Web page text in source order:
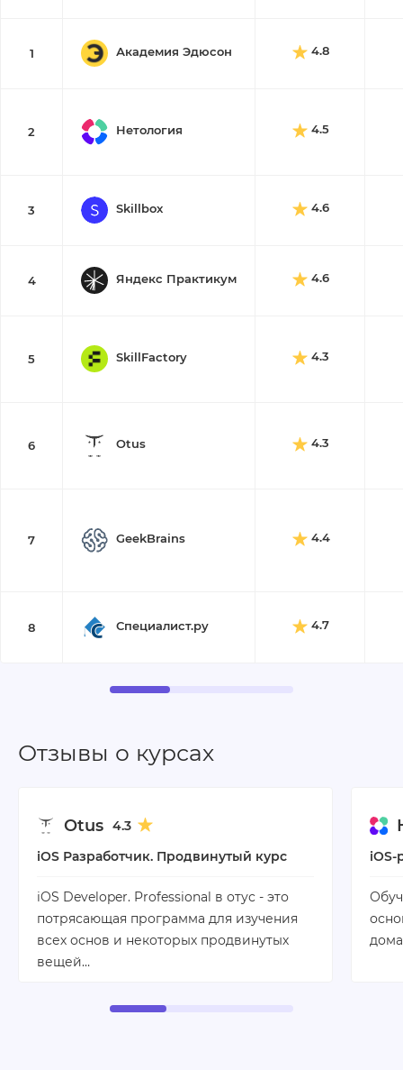
1 Академия Эдюсон 4.8
2 Нетология 4.5
3 Skillbox 4.6
4 Яндекс Практикум 4.6
5 SkillFactory 4.3
6 Otus 4.3
7 GeekBrains 4.4
8 Специалист.ру 4.7
Отзывы о курсах
Otus 4.3
iOS Разработчик. Продвинутый курс
iOS Developer. Professional в отус - это
потрясающая программа для изучения
всех основ и некоторых продвинутых
вещей…
iOS-